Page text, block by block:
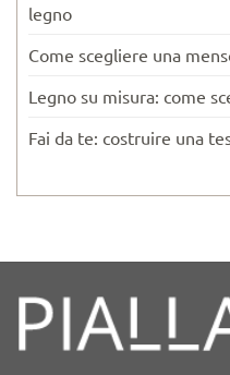
legno
Come scegliere una
Legno su misura: come
Fai da te: costruire una